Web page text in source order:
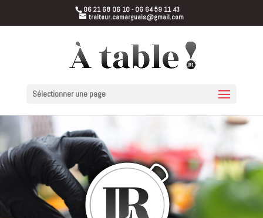
06 21 68 06 10 - 06 64 59 11 43
traiteur.camarguais@gmail.com
Sélectionner une page